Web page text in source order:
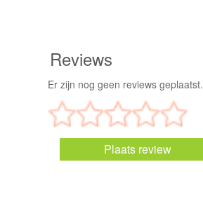
Reviews
Er zijn nog geen reviews geplaatst.
Plaats review